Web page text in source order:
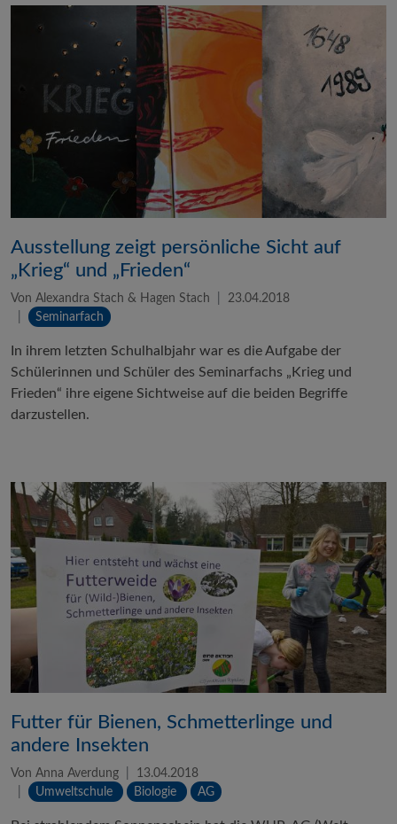
Ausstellung zeigt persönliche Sicht auf
„Krieg“ und „Frieden“
Von Alexandra Stach & Hagen Stach
23.04.2018
Seminarfach
In ihrem letzten Schulhalbjahr war es die Aufgabe der
Schülerinnen und Schüler des Seminarfachs „Krieg und
Frieden“ ihre eigene Sichtweise auf die beiden Begriffe
darzustellen.
Futter für Bienen, Schmetterlinge und
andere Insekten
Von Anna Averdung
13.04.2018
Umweltschule
Biologie AG